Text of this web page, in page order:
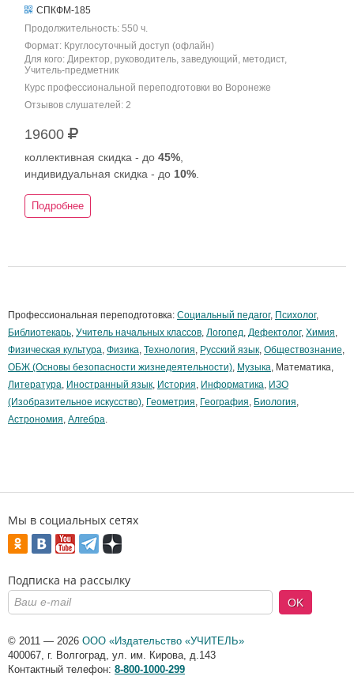
СПКФМ-185
Продолжительность: 550 ч.
Формат: Круглосуточный доступ (офлайн)
Для кого: Директор, руководитель, заведующий, методист,
Учитель-предметник
Курс профессиональной переподготовки во Воронеже
Отзывов слушателей: 2
19600
коллективная скидка - до 45%
индивидуальная скидка - до 10%
Подробнее
Профессиональная переподготовка: Социальный педагог, Психолог,
Библиотекарь, Учитель начальных классов, Логопед, Дефектолог, Химия,
Физическая культура, Физика, Технология, Русский язык, Обществознание,
ОБЖ (Основы безопасности жизнедеятельности), Музыка, Математика,
Литература, Иностранный язык, История, Информатика, ИЗО
(Изобразительное искусство), Геометрия, География, Биология,
Астрономия, Алгебра.
Мы в социальных сетях
Подписка на рассылку
OK
© 2011 — 2026 ООО «Издательство «УЧИТЕЛЬ»
400067, г. Волгоград, ул. им. Кирова, д.143
Контактный телефон: 8-800-1000-299